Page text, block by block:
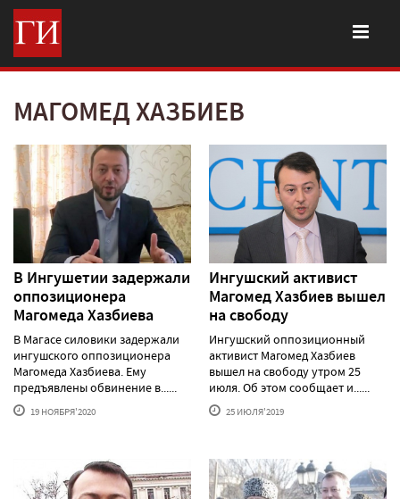
МАГОМЕД ХАЗБИЕВ
В Ингушетии задержали
оппозиционера
Магомеда Хазбиева
В Магасе силовики задержали
ингушского оппозиционера
Магомеда Хазбиева. Ему
предъявлены обвинение в......
19 НОЯБРЯ'2020
Ингушский активист
Магомед Хазбиев вышел
на свободу
Ингушский оппозиционный
активист Магомед Хазбиев
вышел на свободу утром 25
июля. Об этом сообщает и......
25 ИЮЛЯ'2019